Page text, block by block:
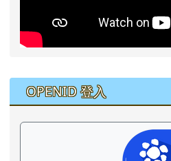
右邊區域內容
OPENID 登入